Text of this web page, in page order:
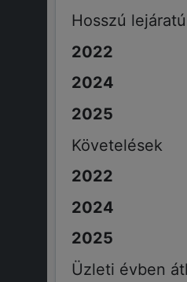
Hosszú
Követelések
Üzleti évben